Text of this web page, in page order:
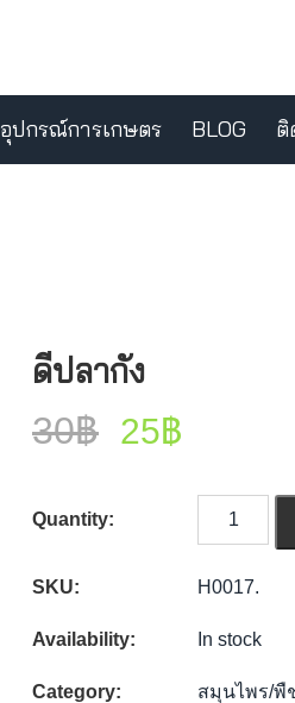
อุปกรณ์การเกษตร BLOG ติ
ดีปลากั้ง
30฿ 25฿
Quantity:
SKU: H0017.
Availability: In stock
Category: สมุนไพร/พื